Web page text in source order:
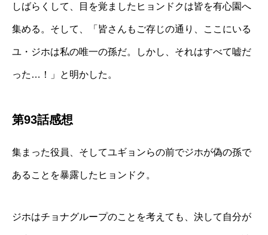
しばらくして、目を覚ましたヒョンドクは皆を有心園へ
集める。そして、「皆さんもご存じの通り、ここにいる
ユ・ジホは私の唯一の孫だ。しかし、それはすべて嘘だ
った…！」と明かした。
第93話感想
集まった役員、そしてユギョンらの前でジホが偽の孫で
あることを暴露したヒョンドク。
ジホはチョナグループのことを考えても、決して自分が